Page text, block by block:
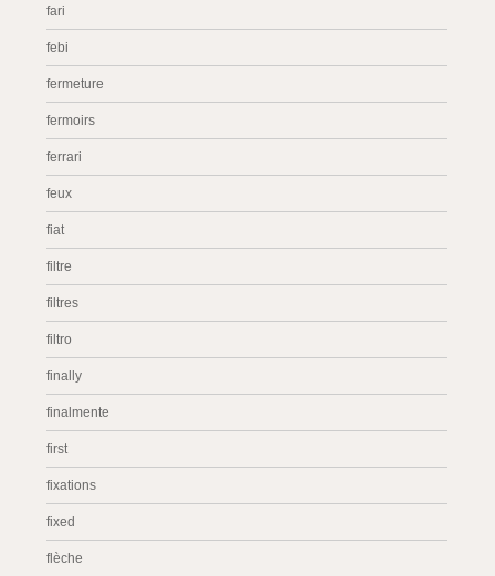
fari
febi
fermeture
fermoirs
ferrari
feux
fiat
filtre
filtres
filtro
finally
finalmente
first
fixations
fixed
flèche